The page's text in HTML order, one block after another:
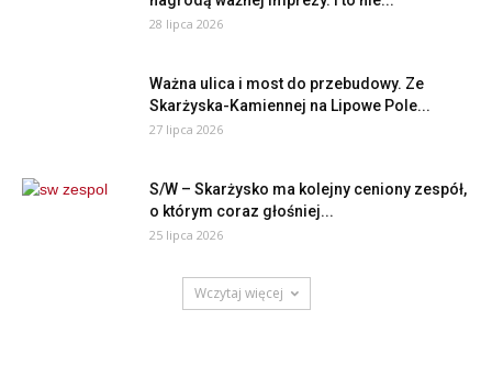
28 lipca 2026
Ważna ulica i most do przebudowy. Ze
Skarżyska-Kamiennej na Lipowe Pole...
27 lipca 2026
S/W – Skarżysko ma kolejny ceniony zespół,
o którym coraz głośniej...
25 lipca 2026
Wczytaj więcej